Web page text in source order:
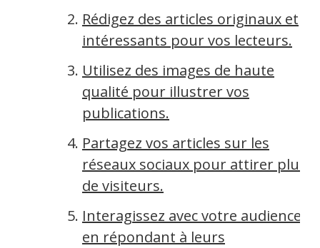
Rédigez des articles originaux et
intéressants pour vos lecteurs.
Utilisez des images de haute
qualité pour illustrer vos
publications.
Partagez vos articles sur les
réseaux sociaux pour attirer plus
de visiteurs.
Interagissez avec votre audience
en répondant à leurs